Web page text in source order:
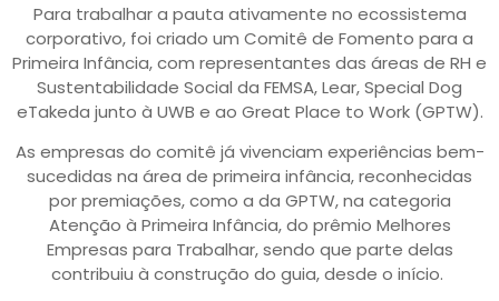
Para trabalhar a pauta ativamente no ecossistema
corporativo, foi criado um Comitê de Fomento para a
Primeira Infância, com representantes das áreas de RH e
Sustentabilidade Social da FEMSA, Lear, Special Dog
eTakeda junto à UWB e ao Great Place to Work (GPTW).
As empresas do comitê já vivenciam experiências bem-
sucedidas na área de primeira infância, reconhecidas
por premiações, como a da GPTW, na categoria
Atenção à Primeira Infância, do prêmio Melhores
Empresas para Trabalhar, sendo que parte delas
contribuiu à construção do guia, desde o início.